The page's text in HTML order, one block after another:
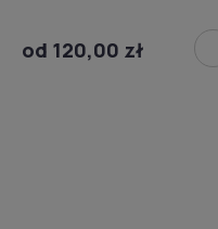
od 120,00 zł